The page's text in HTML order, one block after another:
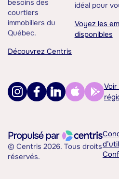
besoins des
courtiers
immobiliers du
Québec.
Découvrez Centris
idéal pour
Voyez les
disponibles
Voir
© Centris 2026. Tous droits
réservés.